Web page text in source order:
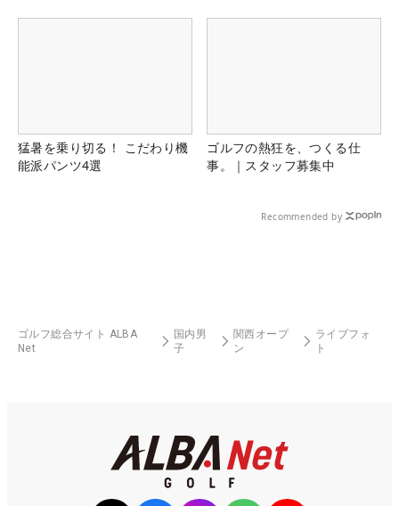
猛暑を乗り切る！ こだわり機
能派パンツ4選
ゴルフの熱狂を、つくる仕
事。｜スタッフ募集中
Recommended by
ゴルフ総合サイト ALBA
Net
国内男
子
関西オープ
ン
ライブフォ
ト